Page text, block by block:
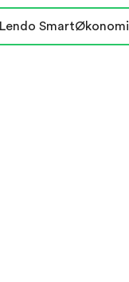
Lendo SmartØkonomi